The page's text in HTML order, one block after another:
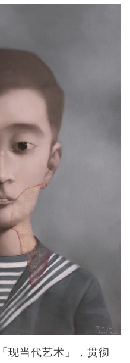
现当代艺术」，贯彻